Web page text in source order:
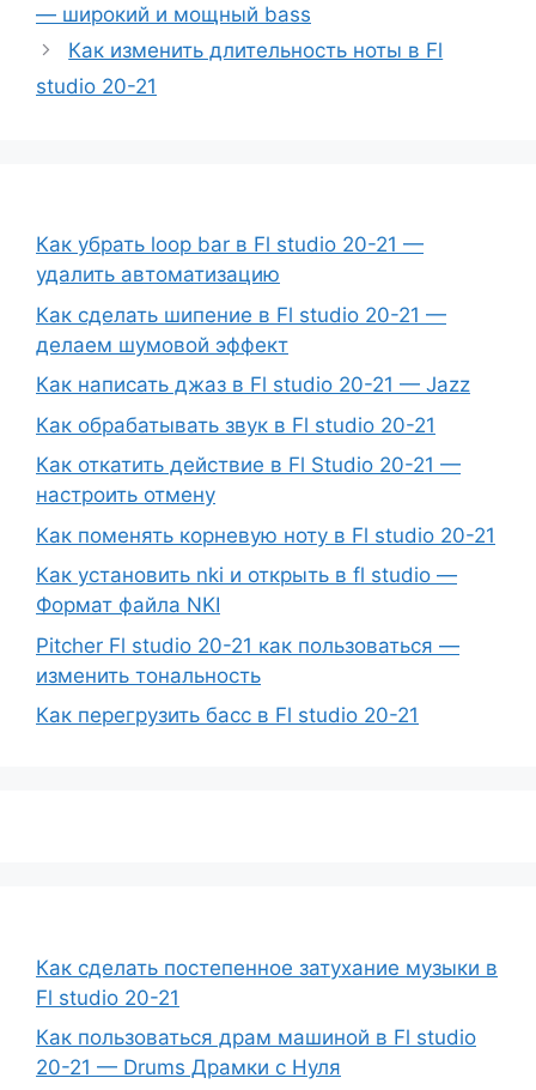
— широкий и мощный bass
Как изменить длительность ноты в Fl
studio 20-21
Как убрать loop bar в Fl studio 20-21 —
удалить автоматизацию
Как сделать шипение в Fl studio 20-21 —
делаем шумовой эффект
Как написать джаз в Fl studio 20-21 — Jazz
Как обрабатывать звук в Fl studio 20-21
Как откатить действие в Fl Studio 20-21 —
настроить отмену
Как поменять корневую ноту в Fl studio 20-21
Как установить nki и открыть в fl studio —
Формат файла NKI
Pitcher Fl studio 20-21 как пользоваться —
изменить тональность
Как перегрузить басс в Fl studio 20-21
Как сделать постепенное затухание музыки в
Fl studio 20-21
Как пользоваться драм машиной в Fl studio
20-21 — Drums Драмки с Нуля